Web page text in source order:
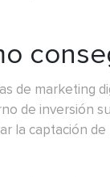
de marketing
de inversión
la captación de